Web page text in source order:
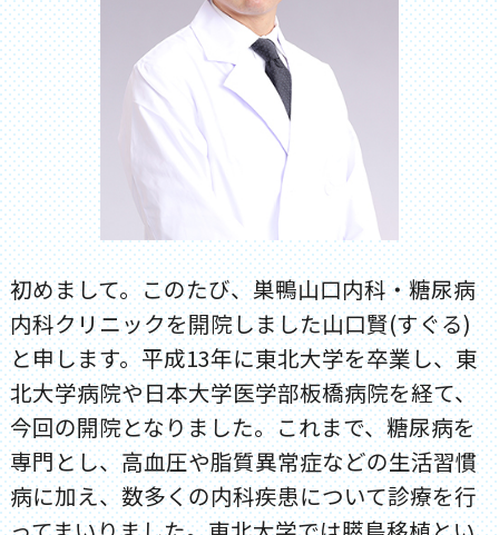
初めまして。このたび、巣鴨山口内科・糖尿病
内科クリニックを開院しました山口賢(すぐる)
と申します。平成13年に東北大学を卒業し、東
北大学病院や日本大学医学部板橋病院を経て、
今回の開院となりました。これまで、糖尿病を
専門とし、高血圧や脂質異常症などの生活習慣
病に加え、数多くの内科疾患について診療を行